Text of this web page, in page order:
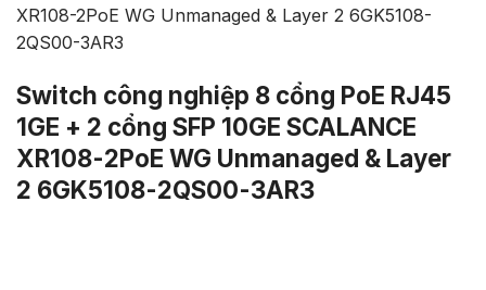
XR108-2PoE WG Unmanaged & Layer 2 6GK5108-
2QS00-3AR3
Switch công nghiệp 8 cổng PoE RJ45
1GE + 2 cổng SFP 10GE SCALANCE
XR108-2PoE WG Unmanaged & Layer
2 6GK5108-2QS00-3AR3